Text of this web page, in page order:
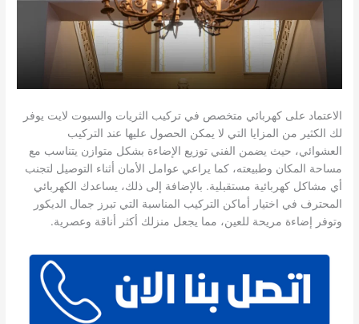
الاعتماد على كهربائي متخصص في تركيب الثريات والسبوت لايت يوفر
لك الكثير من المزايا التي لا يمكن الحصول عليها عند التركيب
العشوائي، حيث يضمن الفني توزيع الإضاءة بشكل متوازن يتناسب مع
مساحة المكان وطبيعته، كما يراعي عوامل الأمان أثناء التوصيل لتجنب
أي مشاكل كهربائية مستقبلية. بالإضافة إلى ذلك، يساعدك الكهربائي
المحترف في اختيار أماكن التركيب المناسبة التي تبرز جمال الديكور
وتوفر إضاءة مريحة للعين، مما يجعل منزلك أكثر أناقة وعصرية.